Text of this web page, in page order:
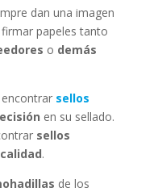
dan una imagen
papeles tanto
o demás
sellos
en su sellado.
sellos
.
de los